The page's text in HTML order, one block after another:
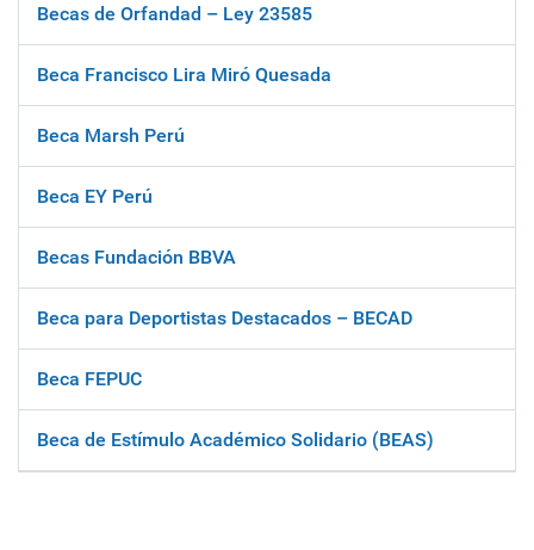
Becas de Orfandad – Ley 23585
Beca Francisco Lira Miró Quesada
Beca Marsh Perú
Beca EY Perú
Becas Fundación BBVA
Beca para Deportistas Destacados – BECAD
Beca FEPUC
Beca de Estímulo Académico Solidario (BEAS)